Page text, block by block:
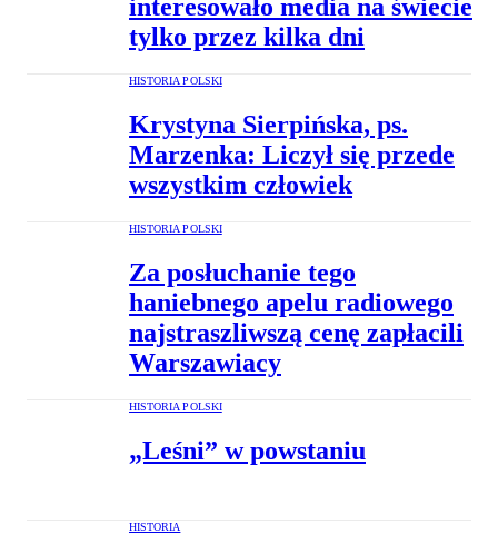
interesowało media na świecie
tylko przez kilka dni
HISTORIA POLSKI
Krystyna Sierpińska, ps.
Marzenka: Liczył się przede
wszystkim człowiek
HISTORIA POLSKI
Za posłuchanie tego
haniebnego apelu radiowego
najstraszliwszą cenę zapłacili
Warszawiacy
HISTORIA POLSKI
„Leśni” w powstaniu
HISTORIA